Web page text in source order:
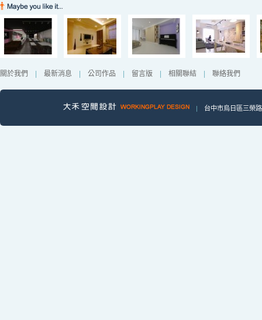
關於我們 最新消息 公司作品 留言版 相關聯結 聯絡我們
| 台中市烏日區三榮